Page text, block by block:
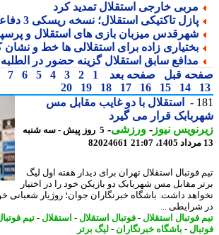
مربی خارجی استقلال تمدید کرد
پازل تاکتیکی استقلال؛ نسخه ریسکی 3 دفاعه
شهرقدس میزبان بازی های استقلال و
بختیاری زاده برای استقلالی ها خط و نشان
مدافع سابق استقلال گزینه حضور در الطلبه شد
قبل صفحه بعد 1
2
3
4
5
6
7
8
14
15
16
17
18
19
20
استقلال با دو غایب مقابل مس
قرار می گیرد
نیوز-ورزشی-
5 روز پیش - سه شنبه
82024661
فوتبال استقلال تهران برای دیدار هفته اول لیگ
مقابل مس شهربابک دو بازیکن خود را در اختیار
داشت. باشگاه خبرنگاران جوان؛ روژیار شعبانی خواه
...
فوتبال استقلال-فوتبال استقلال-استقلال-تیم فوتبال
-باشگاه خبرنگاران- لیگ برتر